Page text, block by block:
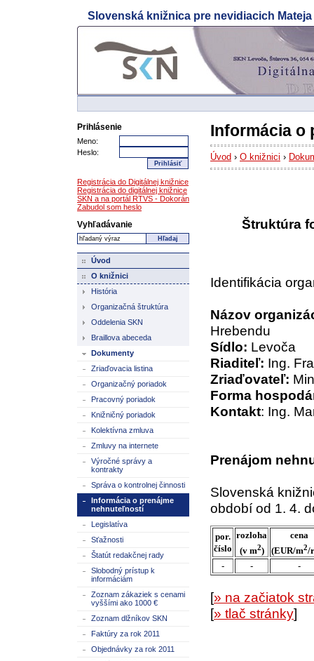
Slovenská knižnica pre nevidiacich
Informácia o
Úvod › O knižnici ›
Štruktúra
Identifikácia
Názov
Hrebendu
Sídlo: Levoča
Riaditeľ: Ing.
Zriaďovateľ:
Forma
Kontakt: Ing.
Prenájom
Slovenská
období od 1. 4.
por.
číslo
rozloha
(v m2)
cena
(EUR/m2/
-
- -
[» na začiatok
[» tlač stránky]
Prihlásenie
Meno:
Heslo:
Registrácia do Digitálnej knižnice
Registrácia do digitálnej knižnice
SKN a na portál RTVS - Dokorán
Zabudol som heslo
Vyhľadávanie
Úvod
O knižnici
História
Organizačná štruktúra
Oddelenia SKN
Braillova abeceda
Dokumenty
Zriaďovacia listina
Organizačný poriadok
Pracovný poriadok
Knižničný poriadok
Kolektívna zmluva
Zmluvy na internete
Výročné správy a
kontrakty
Správa o kontrolnej činnosti
Informácia o prenájme
nehnuteľností
Legislatíva
Sťažnosti
Štatút redakčnej rady
Slobodný prístup k
informáciám
Zoznam zákaziek s cenami
vyššími ako 1000 €
Zoznam dlžníkov SKN
Faktúry za rok 2011
Objednávky za rok 2011